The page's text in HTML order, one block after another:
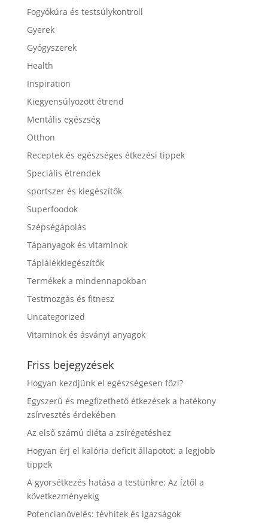
Fogyókúra és testsúlykontroll
Gyerek
Gyógyszerek
Health
Inspiration
Kiegyensúlyozott étrend
Mentális egészség
Otthon
Receptek és egészséges étkezési tippek
Speciális étrendek
sportszer és kiegészítők
Superfoodok
Szépségápolás
Tápanyagok és vitaminok
Táplálékkiegészítők
Termékek a mindennapokban
Testmozgás és fitnesz
Uncategorized
Vitaminok és ásványi anyagok
Friss bejegyzések
Hogyan kezdjünk el egészségesen főzi?
Egyszerű és megfizethető étkezések a hatékony
zsírvesztés érdekében
Az első számú diéta a zsírégetéshez
Hogyan érj el kalória deficit állapotot: a legjobb
tippek
A gyorsétkezés hatása a testünkre: Az íztől a
következményekig
Potencianövelés: tévhitek és igazságok